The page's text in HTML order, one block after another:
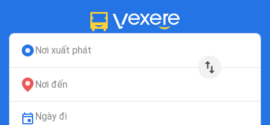
Nơi xuất phát
Nơi đến
Ngày đi